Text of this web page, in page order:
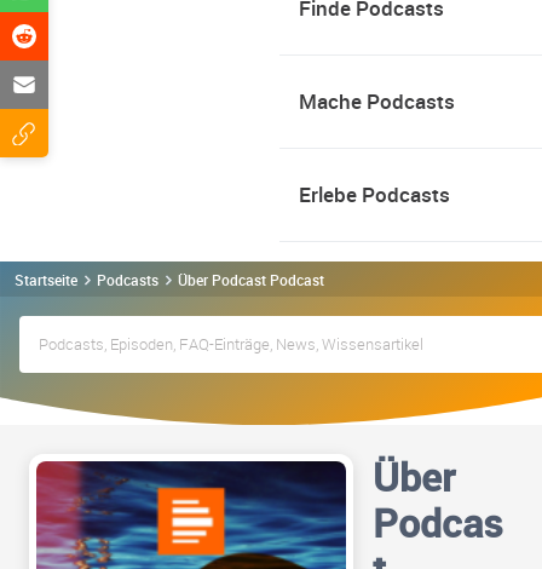
Finde Podcasts
Mache Podcasts
Erlebe Podcasts
Startseite Podcasts Über Podcast Podcast
Über
Podcas